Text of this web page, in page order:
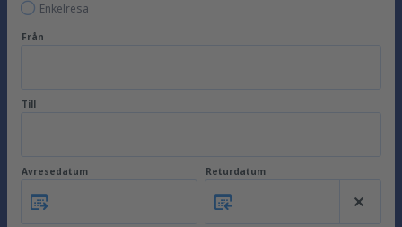
Enkelresa
Från
Till
Avresedatum Returdatum